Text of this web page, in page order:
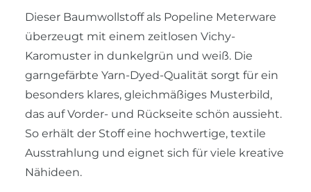
Dieser Baumwollstoff als Popeline Meterware
überzeugt mit einem zeitlosen Vichy-
Karomuster in dunkelgrün und weiß. Die
garngefärbte Yarn-Dyed-Qualität sorgt für ein
besonders klares, gleichmäßiges Musterbild,
das auf Vorder- und Rückseite schön aussieht.
So erhält der Stoff eine hochwertige, textile
Ausstrahlung und eignet sich für viele kreative
Nähideen.